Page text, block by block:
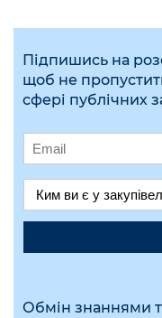
Підпишись на
щоб не
сфері публічних
Обмін знаннями